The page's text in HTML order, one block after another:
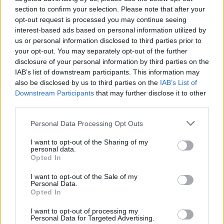
section to confirm your selection. Please note that after your
opt-out request is processed you may continue seeing
interest-based ads based on personal information utilized by
us or personal information disclosed to third parties prior to
your opt-out. You may separately opt-out of the further
disclosure of your personal information by third parties on the
IAB’s list of downstream participants. This information may
also be disclosed by us to third parties on the IAB’s List of
Downstream Participants that may further disclose it to other
Personal Data Processing Opt Outs
I want to opt-out of the Sharing of my
personal data.
Opted In
I want to opt-out of the Sale of my
Personal Data.
Opted In
I want to opt-out of processing my
Personal Data for Targeted Advertising.
avviso è Sabrina Sammarini, figlia dell’attrice Anna Longhi, tra
le poche ad avere accesso alla villa e con la quale l’attore
andava spesso in chiesa alla messa del mattino: "Mamma mi
raccontava sempre - rivela - che il desiderio di Sordi era, un
giorno che non ci fosse più stato, che la sua casa diventasse
un orfanotrofio. Oggi si starà rivoltando nella tomba". A
proposito della sala cinematografica-teatro dove Alberto
Sordi vedeva i film con, al suo interno, un vero e proprio
palcoscenico, Igor Righetti racconta: "Di recente sono stati
sostituiti i meravigliosi divanetti di velluto di colori diversi della
platea con file e file di anonime sedie in plastica blu che si
possono trovare in un qualunque centro congressi. A mio
giudizio quelle sedie di plastica hanno tolto quel fascino voluto
e pensato da Alberto con i divanetti di velluto che
rappresentavano lo spirito e l’essenza del suo modo di
concepire quello spazio intimo e raccolto a lui tanto caro.
Quando si destina a museo la casa di un personaggio tutto
dovrebbe restare come il personaggio ha voluto gli ambienti
per evitare di creare un falso agli occhi del pubblico che, per la
prima volta, la visita convinto di avere di fronte la versione